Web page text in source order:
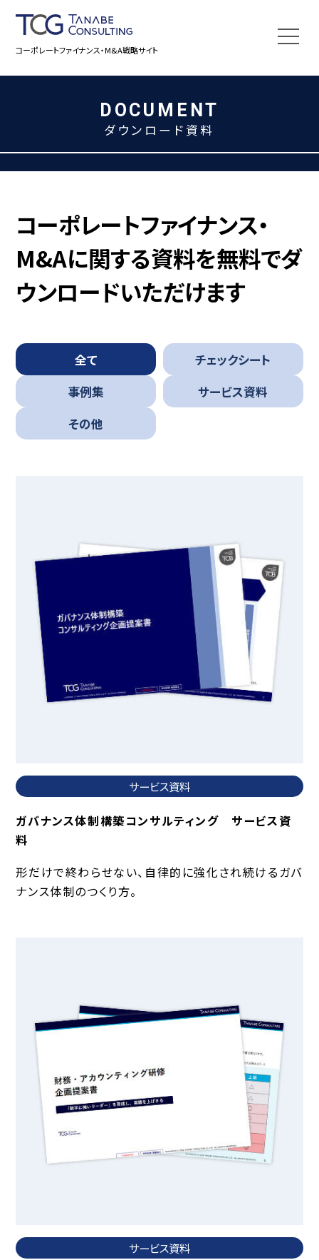
コーポレートファイナンス・M&A戦略サイト
DOCUMENT
ダウンロード資料
コーポレートファイナンス・
M&Aに関する資料を無料でダ
ウンロードいただけます
全て
チェックシート
事例集
サービス資料
その他
サービス資料
ガバナンス体制構築コンサルティング サービス資
料
形だけで終わらせない、自律的に強化され続けるガバ
ナンス体制のつくり方。
サービス資料